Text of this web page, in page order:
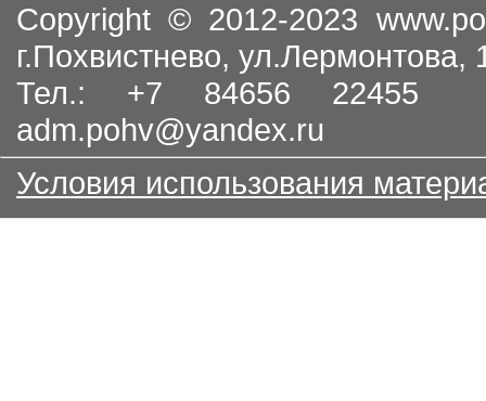
Copyright © 2012-2023
г.Похвистнево, ул.Лермонтова,
Тел.: +7 84656
adm.pohv@yandex.ru
Условия использования